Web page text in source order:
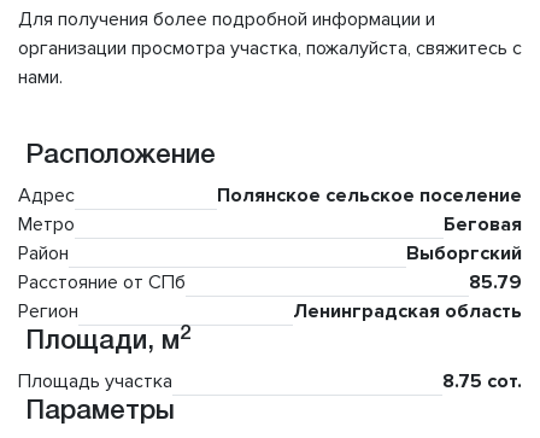
Для получения более подробной информации и
организации просмотра участка, пожалуйста, свяжитесь с
нами.
Расположение
Адрес
Полянское сельское поселение
Метро
Беговая
Район
Выборгский
Расстояние от СПб
85.79
Регион
Ленинградская область
Площади, м2
Площадь участка
8.75 сот.
Параметры